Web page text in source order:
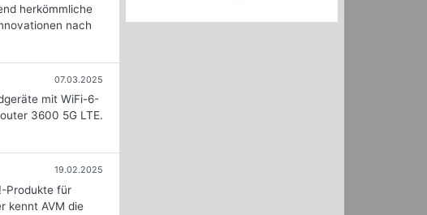
herkömmliche
nach
07.03.2025
mit WiFi-6-
3600 5G LTE.
19.02.2025
Produkte für
kennt AVM die